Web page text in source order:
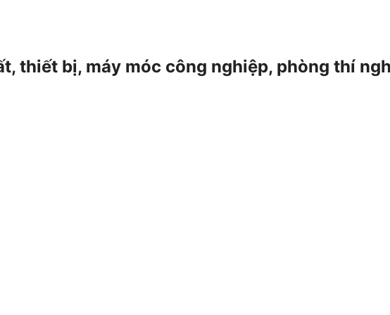
thiết bị, máy móc công nghiệp, phòng thí